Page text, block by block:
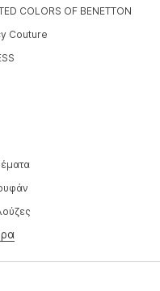
COLORS OF BENETTON
Couture